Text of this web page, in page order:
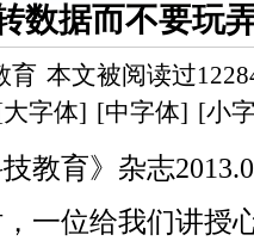
数据而不要玩
育 本文被阅读过
字体] [中字体] [小
教育》杂志
位给我们讲授